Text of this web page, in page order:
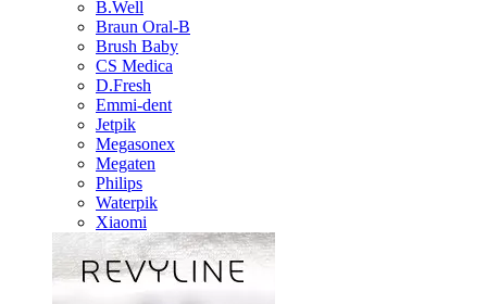
B.Well
Braun Oral-B
Brush Baby
CS Medica
D.Fresh
Emmi-dent
Jetpik
Megasonex
Megaten
Philips
Waterpik
Xiaomi